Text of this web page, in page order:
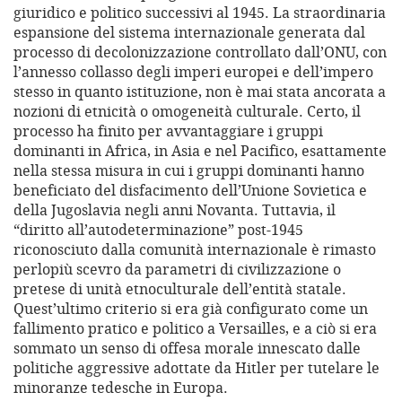
giuridico e politico successivi al 1945. La straordinaria
espansione del sistema internazionale generata dal
processo di decolonizzazione controllato dall’ONU, con
l’annesso collasso degli imperi europei e dell’impero
stesso in quanto istituzione, non è mai stata ancorata a
nozioni di etnicità o omogeneità culturale. Certo, il
processo ha finito per avvantaggiare i gruppi
dominanti in Africa, in Asia e nel Pacifico, esattamente
nella stessa misura in cui i gruppi dominanti hanno
beneficiato del disfacimento dell’Unione Sovietica e
della Jugoslavia negli anni Novanta. Tuttavia, il
“diritto all’autodeterminazione” post-1945
riconosciuto dalla comunità internazionale è rimasto
perlopiù scevro da parametri di civilizzazione o
pretese di unità etnoculturale dell’entità statale.
Quest’ultimo criterio si era già configurato come un
fallimento pratico e politico a Versailles, e a ciò si era
sommato un senso di offesa morale innescato dalle
politiche aggressive adottate da Hitler per tutelare le
minoranze tedesche in Europa.